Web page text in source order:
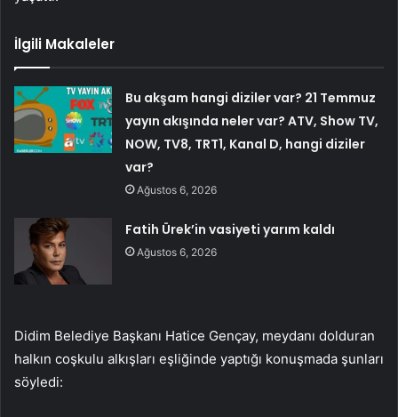
İlgili Makaleler
Bu akşam hangi diziler var? 21 Temmuz
yayın akışında neler var? ATV, Show TV,
NOW, TV8, TRT1, Kanal D, hangi diziler
var?
Ağustos 6, 2026
Fatih Ürek’in vasiyeti yarım kaldı
Ağustos 6, 2026
Didim Belediye Başkanı Hatice Gençay, meydanı dolduran
halkın coşkulu alkışları eşliğinde yaptığı konuşmada şunları
söyledi: